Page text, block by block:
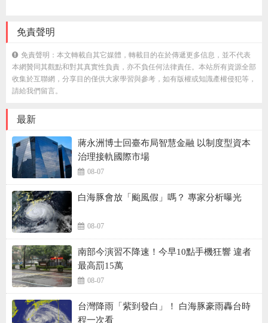
免責聲明
免責聲明：本文轉載自其它媒體，轉載目的在於傳遞更多信息，並不代表
本網贊同其觀點和對其真實性負責，亦不負任何法律責任。本站所有資源全部
收集於互聯網，分享目的僅供大家學習與參考，如有版權或知識產權侵犯等，
請給我們留言。
最新
蔣永洲博士回臺布局智慧金融 以制度型資本
治理接軌國際市場
08-07
白海豚會放「颱風假」嗎？ 專家分析曝光
08-07
南部今演習不降速！今早10點手機狂響 違者
最高罰15萬
08-07
台灣降雨「紫到發白」！ 白海豚豪雨轟台時
程一次看